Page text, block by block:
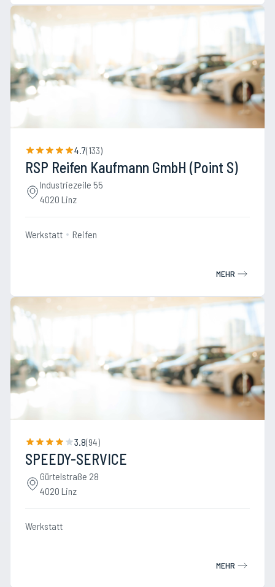
4.7(133)
RSP Reifen Kaufmann GmbH (Point S)
Industriezeile 55
4020 Linz
Werkstatt Reifen
MEHR
3.8(94)
SPEEDY-SERVICE
Gürtelstraße 28
4020 Linz
Werkstatt
MEHR